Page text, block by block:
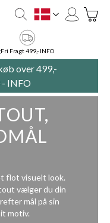
DK
Fri Fragt 499,- INFO
over 499,-
INFO
flot visuelt look.
vælger du din
mål på sin
motiv.